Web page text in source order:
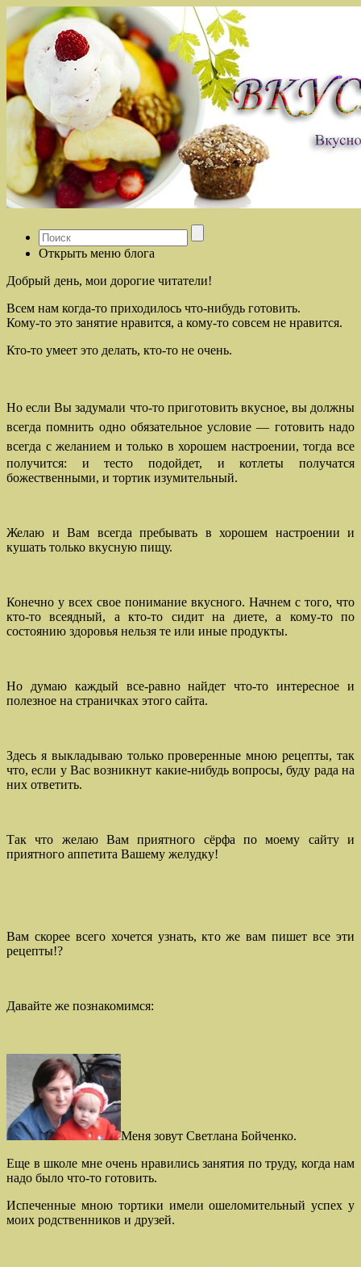
Открыть меню блога
Добрый день, мои дорогие читатели!
Всем нам когда-то приходилось что-нибудь готовить.
Кому-то это занятие нравится, а кому-то совсем не нравится.
Кто-то умеет это делать, кто-то не очень.
Но если Вы задумали что-то приготовить вкусное, вы должны
всегда помнить одно обязательное условие — готовить надо
всегда с желанием и только в хорошем настроении, тогда все
получится: и тесто подойдет, и котлеты получатся
божественными, и тортик изумительный.
Желаю и Вам всегда пребывать в хорошем настроении и
кушать только вкусную пищу.
Конечно у всех свое понимание вкусного. Начнем с того, что
кто-то всеядный, а кто-то сидит на диете, а кому-то по
состоянию здоровья нельзя те или иные продукты.
Но думаю каждый все-равно найдет что-то интересное и
полезное на страничках этого сайта.
Здесь я выкладываю только проверенные мною рецепты, так
что, если у Вас возникнут какие-нибудь вопросы, буду рада на
них ответить.
Так что желаю Вам приятного сёрфа по моему сайту и
приятного аппетита Вашему желудку!
Вам скорее всего хочется узнать, кто же вам пишет все эти
рецепты!?
Давайте же познакомимся:
Меня зовут Светлана Бойченко.
Еще в школе мне очень нравились занятия по труду, когда нам
надо было что-то готовить.
Испеченные мною тортики имели ошеломительный успех у
моих родственников и друзей.